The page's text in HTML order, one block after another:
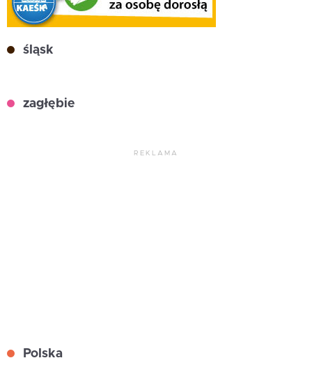
śląsk
zagłębie
REKLAMA
Polska